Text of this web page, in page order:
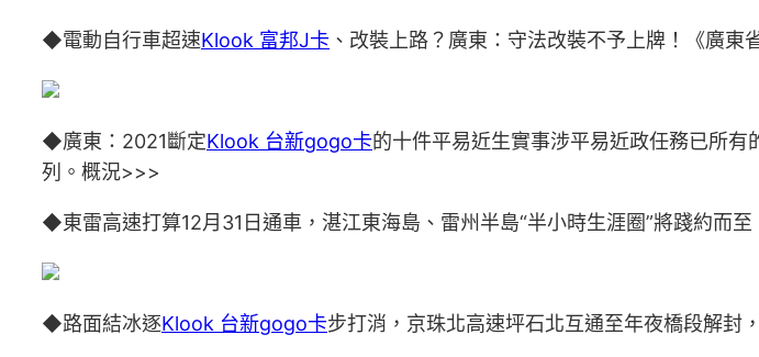
◆電動自行車超速Klook 富邦J卡 、改裝上路？廣東：守法改裝不予上牌！《廣
◆廣東：2021斷定Klook 台新gogo卡的十件平易近生實事涉平易近政任務已所
列。概況>>>
◆東雷高速打算12月31日通車，湛江東海島、雷州半島“半小時生涯圈”將踐約而至
◆路面結冰逐Klook 台新gogo卡步打消，京珠北高速坪石北互通至年夜橋段解封